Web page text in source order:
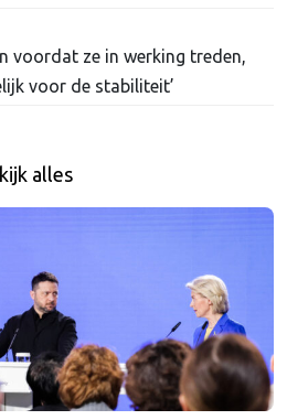
voordat ze in werking treden,
voor de stabiliteit’
alles